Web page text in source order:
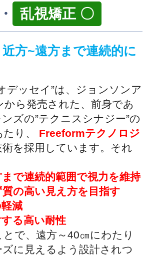
・ 乱視矯正 〇
方~遠方まで連続的に
ッセイ”は、ジョンソンア
ら発売された、前身であ
ズの”テクニスシナジー”の
り、 Freeformテクノロジ
術を採用しています。それ
で連続的範囲で視力を維持
の高い見え方を目指す
減
る高い耐性
で、遠方～40㎝にわたり
に見えるよう設計されつ